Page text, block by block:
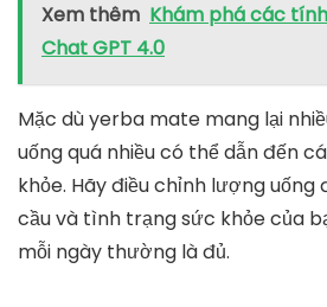
Xem thêm Khám phá các
Chat GPT 4.0
Mặc dù yerba mate mang lại
uống quá nhiều có thể dẫn đến
khỏe. Hãy điều chỉnh lượng uống
cầu và tình trạng sức khỏe của
mỗi ngày thường là đủ.